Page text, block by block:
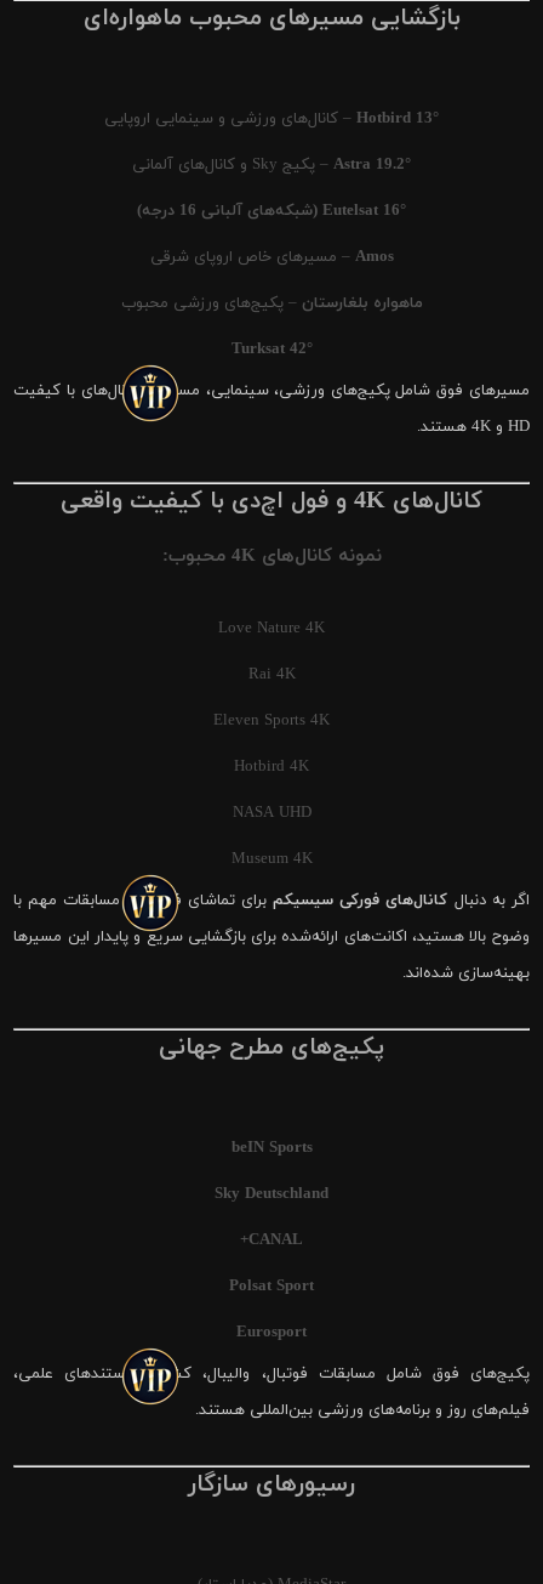
بازگشایی مسیرهای محبوب ماهواره‌ای
Hotbird 13° – کانال‌های ورزشی و سینمایی اروپایی
Astra 19.2° – پکیج Sky و کانال‌های آلمانی
Eutelsat 16° (شبکه‌های آلبانی 16 درجه)
Amos – مسیرهای خاص اروپای شرقی
ماهواره بلغارستان – پکیج‌های ورزشی محبوب
Turksat 42°
مسیرهای فوق شامل پکیج‌های ورزشی، سینمایی، مستند و کانال‌های با کیفیت
HD و 4K هستند.
کانال‌های 4K و فول اچ‌دی با کیفیت واقعی
نمونه کانال‌های 4K محبوب:
Love Nature 4K
Rai 4K
Eleven Sports 4K
Hotbird 4K
NASA UHD
Museum 4K
اگر به دنبال کانال‌های فورکی سیسیکمبرای تماشای فوتبال و مسابقات مهم با
وضوح بالا هستید، اکانت‌های ارائه‌شده برای بازگشایی سریع و پایدار این مسیرها
بهینه‌سازی شده‌اند.
پکیج‌های مطرح جهانی
beIN Sports
Sky Deutschland
CANAL+
Polsat Sport
Eurosport
پکیج‌های فوق شامل مسابقات فوتبال، والیبال، کشتی، مستندهای علمی،
فیلم‌های روز و برنامه‌های ورزشی بین‌المللی هستند.
رسیورهای سازگار